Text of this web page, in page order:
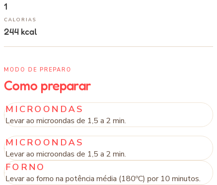
1
CALORIAS
244 kcal
MODO DE PREPARO
Como preparar
MICROONDAS
Levar ao microondas de 1,5 a 2 min.
MICROONDAS
Levar ao microondas de 1,5 a 2 min.
FORNO
Levar ao forno na potência média (180ºC) por 10 minutos.